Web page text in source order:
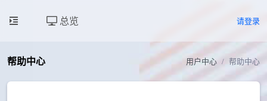
总览 请登录
帮助中心 用户中心 帮助中心